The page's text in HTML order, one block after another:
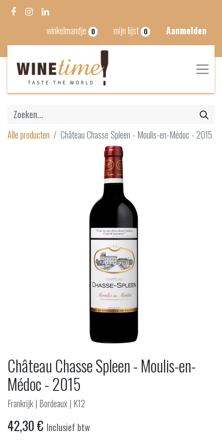
winkelmandje 0 mijn lijst 0 Aanmelden
Alle producten Château Chasse Spleen - Moulis-en-Médoc - 2015
Château Chasse Spleen - Moulis-en-
Médoc - 2015
Frankrijk | Bordeaux | K12
42,30€ Inclusief btw